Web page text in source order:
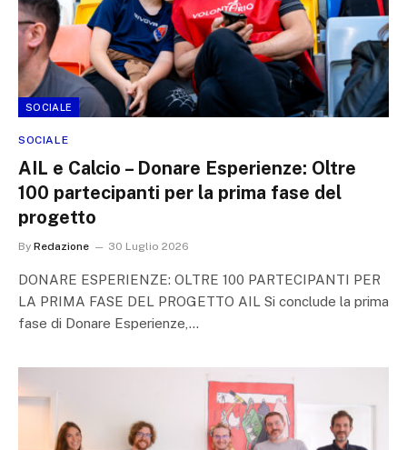
SOCIALE
SOCIALE
AIL e Calcio – Donare Esperienze: Oltre
100 partecipanti per la prima fase del
progetto
By Redazione 30 Luglio 2026
DONARE ESPERIENZE: OLTRE 100 PARTECIPANTI PER
LA PRIMA FASE DEL PROGETTO AIL Si conclude la prima
fase di Donare Esperienze,…